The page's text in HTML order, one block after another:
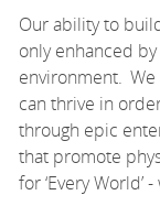
Our ability to
only enhanced
environment.
can thrive in
through epic
that promote
for ‘Every World’ -